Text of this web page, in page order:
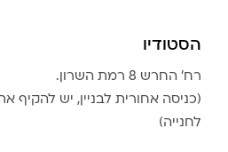
בגדים
אביזרים
גברים
LA LUNA HOME
צור קשר
שמירה על התכשיטים
הצהרת נגישות
טבלת מידות טבעות
Community Club
הסטודיו
רח׳ החרש 8 רמת השרון.
(כניסה אחורית לבניין, יש להקיף את
לחנייה)